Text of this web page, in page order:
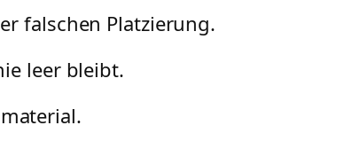
falschen Platzierung.
leer bleibt.